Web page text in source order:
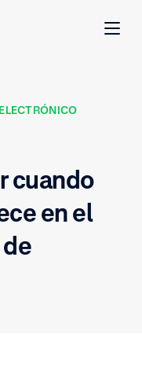
cuando
en el